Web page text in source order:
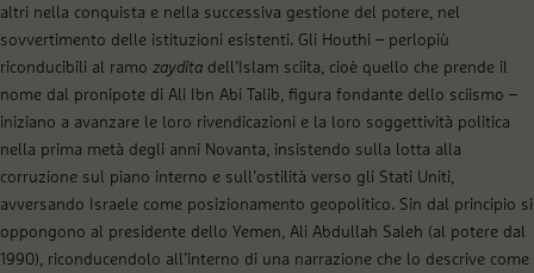
altri nella conquista e nella successiva gestione del potere, nel
sovvertimento delle istituzioni esistenti. Gli Houthi – perlopiù
riconducibili al ramo zaydita dell’Islam sciita, cioè quello che prende il
nome dal pronipote di Ali Ibn Abi Talib, figura fondante dello sciismo –
iniziano a avanzare le loro rivendicazioni e la loro soggettività politica
nella prima metà degli anni Novanta, insistendo sulla lotta alla
corruzione sul piano interno e sull’ostilità verso gli Stati Uniti,
avversando Israele come posizionamento geopolitico. Sin dal principio si
oppongono al presidente dello Yemen, Ali Abdullah Saleh (al potere dal
1990), riconducendolo all’interno di una narrazione che lo descrive come